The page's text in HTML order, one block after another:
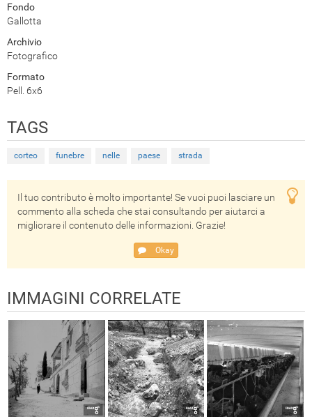
Fondo
Gallotta
Archivio
Fotografico
Formato
Pell. 6x6
TAGS
corteo funebre nelle paese strada
Il tuo contributo è molto importante! Se vuoi puoi lasciare un
commento alla scheda che stai consultando per aiutarci a
migliorare il contenuto delle informazioni. Grazie!
Okay
IMMAGINI CORRELATE